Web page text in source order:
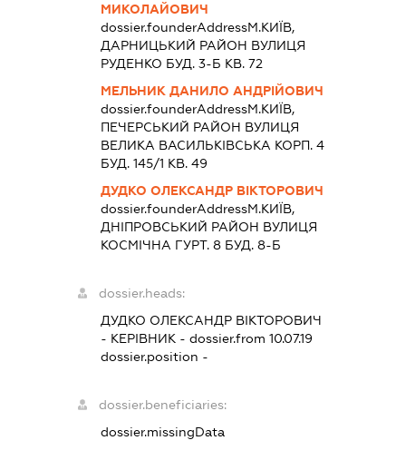
МИКОЛАЙОВИЧ
dossier.founderAddressМ.КИЇВ,
ДАРНИЦЬКИЙ РАЙОН ВУЛИЦЯ
РУДЕНКО БУД. 3-Б КВ. 72
МЕЛЬНИК ДАНИЛО АНДРІЙОВИЧ
dossier.founderAddressМ.КИЇВ,
ПЕЧЕРСЬКИЙ РАЙОН ВУЛИЦЯ
ВЕЛИКА ВАСИЛЬКІВСЬКА КОРП. 4
БУД. 145/1 КВ. 49
ДУДКО ОЛЕКСАНДР ВІКТОРОВИЧ
dossier.founderAddressМ.КИЇВ,
ДНІПРОВСЬКИЙ РАЙОН ВУЛИЦЯ
КОСМІЧНА ГУРТ. 8 БУД. 8-Б
dossier.heads:
ДУДКО ОЛЕКСАНДР ВІКТОРОВИЧ
- КЕРІВНИК - dossier.from 10.07.19
dossier.position -
dossier.beneficiaries:
dossier.missingData